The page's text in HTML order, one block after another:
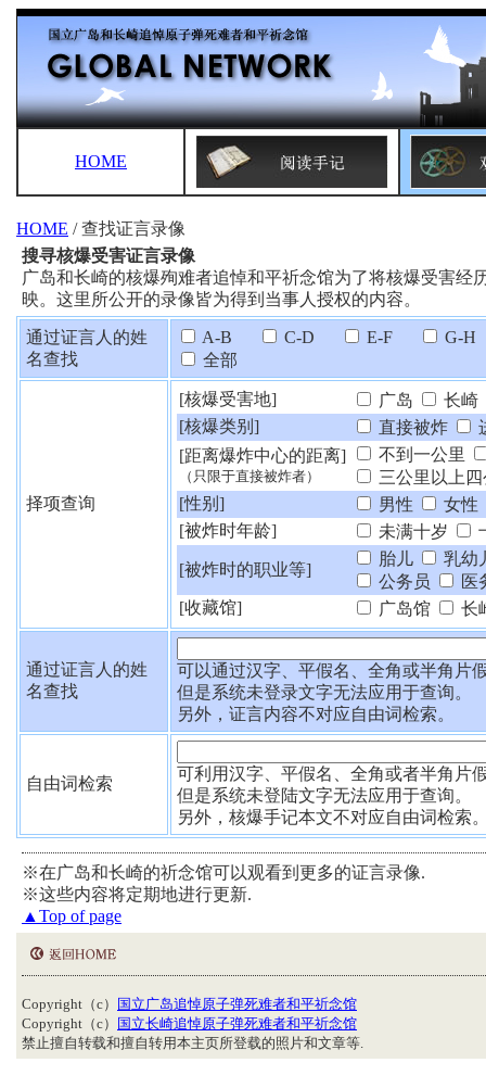
HOME
HOME / 查找证言录像
搜寻核爆受害证言录像
广岛和长崎的核爆殉难者追悼和平祈念馆为了将核爆受害
映。这里所公开的录像皆为得到当事人授权的内容。
通过证言人的姓
名查找
A-B C-D E-F
G-H
全部
择项查询
[核爆受害地] 广岛
长崎
[核爆类别]
直接被炸
[距离爆炸中心的距离]
（只限于直接被炸者）
不到一公里
三公里以上
[性别]
男性
女性
[被炸时年龄]
未满十岁
[被炸时的职业等]
胎儿
乳幼
公务员
医
[收藏馆]
广岛馆 长
通过证言人的姓
名查找
可以通过汉字、平假名、全角或半角片
但是系统未登录文字无法应用于查询。
另外，证言内容不对应自由词检索。
自由词检索
可利用汉字、平假名、全角或者半角片
但是系统未登陆文字无法应用于查询。
另外，核爆手记本文不对应自由词检索
※在广岛和长崎的祈念馆可以观看到更多的证言录像.
※这些内容将定期地进行更新.
▲Top of page
Copyright（c）
国立广岛追悼原子弹死难者和平祈念馆
Copyright（c）
国立长崎追悼原子弹死难者和平祈念馆
禁止擅自转载和擅自转用本主页所登载的照片和文章等.